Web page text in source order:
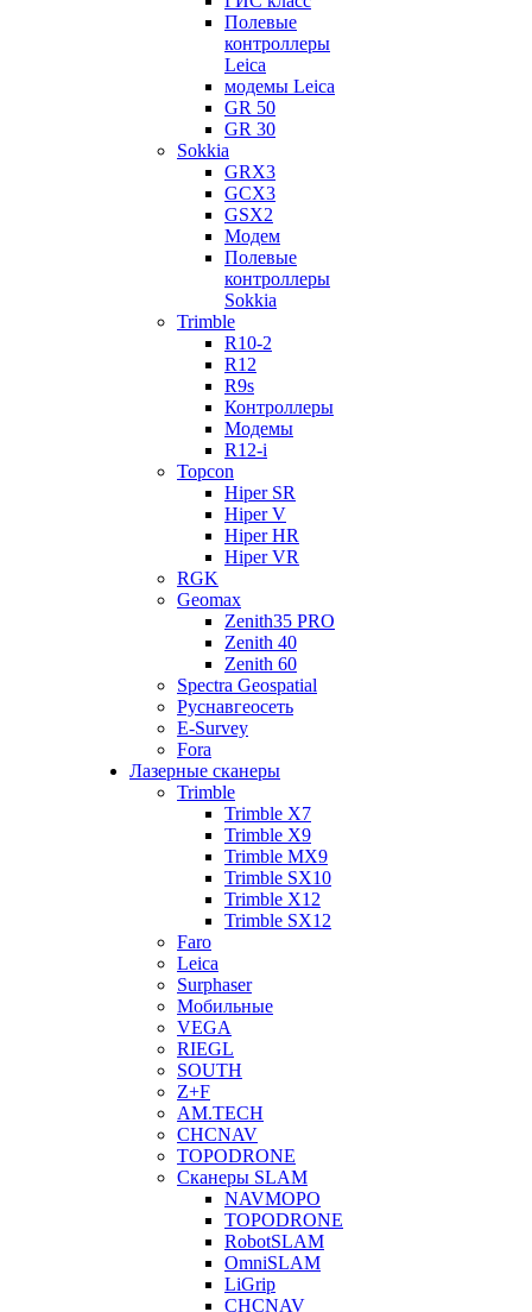
Полевые
контроллеры
Leica
модемы Leica
GR 50
GR 30
Sokkia
GRX3
GCX3
GSX2
Модем
Полевые
контроллеры
Sokkia
Trimble
R10-2
R12
R9s
Контроллеры
Модемы
R12-i
Topcon
Hiper SR
Hiper V
Hiper HR
Hiper VR
RGK
Geomax
Zenith35 PRO
Zenith 40
Zenith 60
Spectra Geospatial
Руснавгеосеть
E-Survey
Fora
Лазерные сканеры
Trimble
Trimble X7
Trimble X9
Trimble MX9
Trimble SX10
Trimble X12
Trimble SX12
Faro
Leica
Surphaser
Мобильные
VEGA
RIEGL
SOUTH
Z+F
AM.TECH
CHCNAV
TOPODRONE
Сканеры SLAM
NAVMOPO
TOPODRONE
RobotSLAM
OmniSLAM
LiGrip
CHCNAV